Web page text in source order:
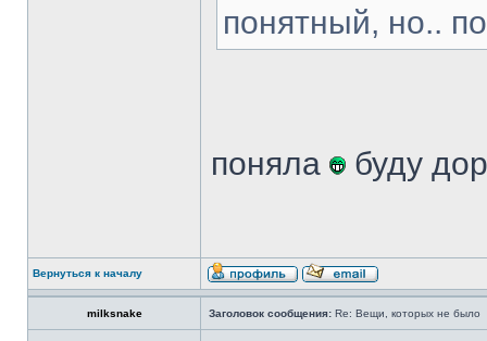
понятный, но..
поняла буду
Вернуться к началу
milksnake Заголовок сообщения: Re: Вещи, которых не было